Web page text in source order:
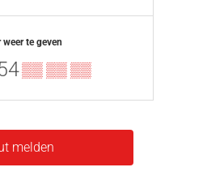
te geven
▒▒ ▒▒ ▒▒
melden